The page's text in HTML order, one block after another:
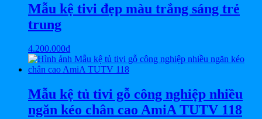
Mẫu kệ tivi đẹp màu trắng sáng trẻ
trung
4.200.000₫
Mẫu kệ tủ tivi gỗ công nghiệp nhiều
ngăn kéo chân cao AmiA TUTV 118